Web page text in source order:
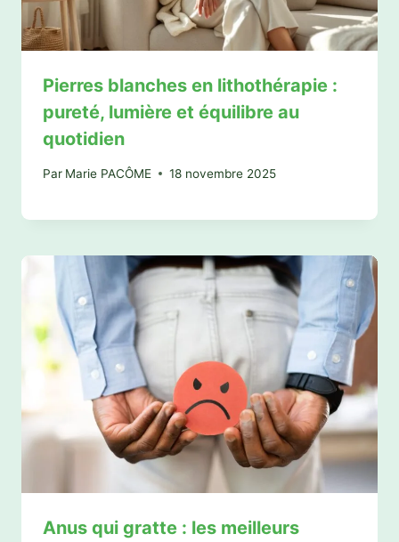
Pierres blanches en lithothérapie :
pureté, lumière et équilibre au
quotidien
Par Marie PACÔME 18 novembre 2025
Anus qui gratte : les meilleurs